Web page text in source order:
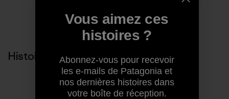
Histoires liées
Vous aimez ces
histoires ?
Abonnez-vous pour recevoir
les e-mails de Patagonia et
nos dernières histoires dans
votre boîte de réception.